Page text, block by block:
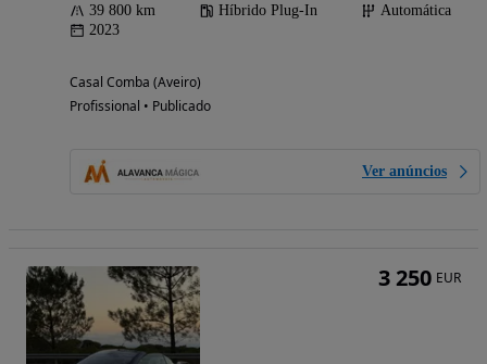
39 800 km Híbrido Plug-In
Automática
2023
Casal Comba (Aveiro)
Profissional • Publicado
Ver anúncios
3 250 EUR